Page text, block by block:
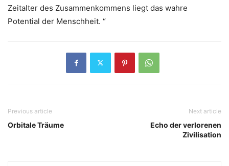
Zeitalter des Zusammenkommens liegt das wahre
Potential der Menschheit. “
Previous article
Orbitale Träume
Next article
Echo der verlorenen
Zivilisation